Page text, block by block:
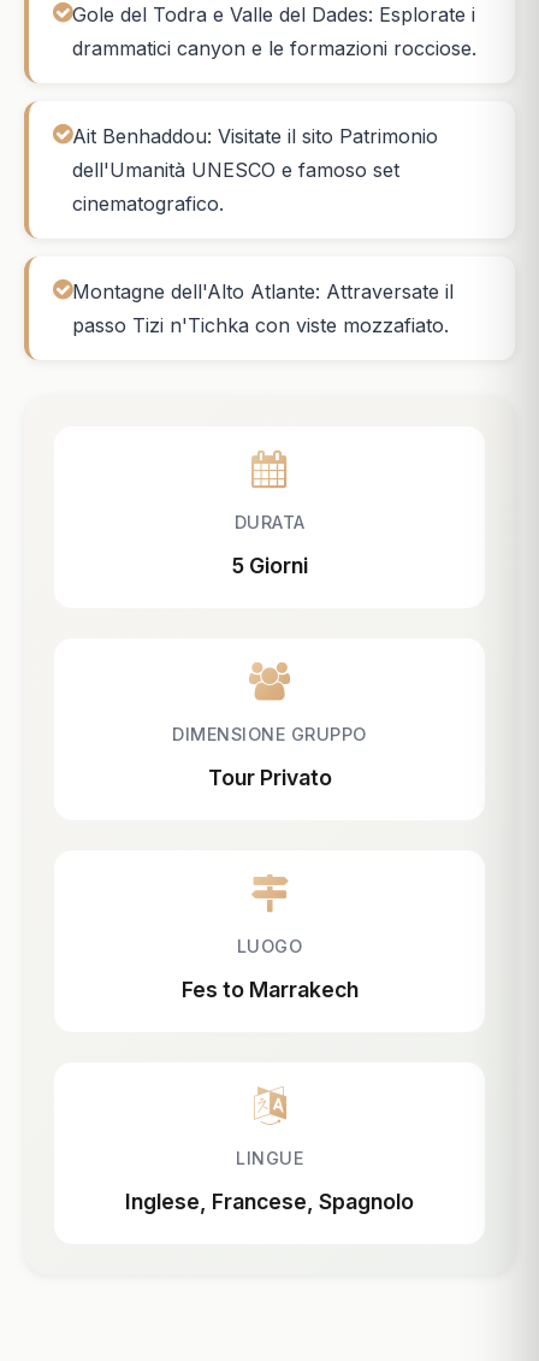
Gole del Todra e Valle del Dades: Esplorate i
drammatici canyon e le formazioni rocciose.
Ait Benhaddou: Visitate il sito Patrimonio
dell'Umanità UNESCO e famoso set
cinematografico.
Montagne dell'Alto Atlante: Attraversate il
passo Tizi n'Tichka con viste mozzafiato.
DURATA
5 Giorni
DIMENSIONE GRUPPO
Tour Privato
LUOGO
Fes to Marrakech
LINGUE
Inglese, Francese, Spagnolo